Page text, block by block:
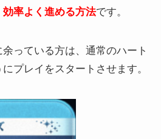
率よく進める方法です。
っている方は、通常のハート
プレイをスタートさせます。